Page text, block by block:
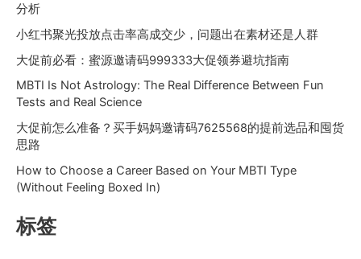
分析
小红书聚光投放点击率高成交少，问题出在素材还是人群
大促前必看：蜜源邀请码999333大促领券避坑指南
MBTI Is Not Astrology: The Real Difference Between Fun
Tests and Real Science
大促前怎么准备？买手妈妈邀请码7625568的提前选品和囤货
思路
How to Choose a Career Based on Your MBTI Type
(Without Feeling Boxed In)
标签